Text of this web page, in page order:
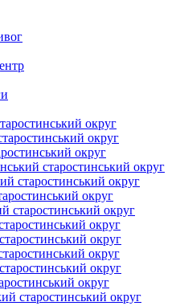
округ
округ
округ
старостинський округ
старостинський округ
округ
старостинський округ
округ
округ
округ
округ
округ
старостинський округ